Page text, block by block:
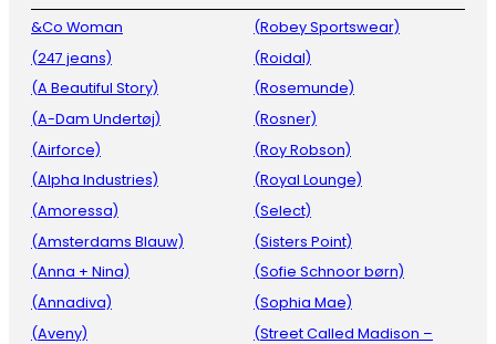
&Co Woman
(247 jeans)
(A Beautiful Story)
(A-Dam Undertøj)
(Airforce)
(Alpha Industries)
(Amoressa)
(Amsterdams Blauw)
(Anna + Nina)
(Annadiva)
(Aveny)
(Robey Sportswear)
(Roidal)
(Rosemunde)
(Rosner)
(Roy Robson)
(Royal Lounge)
(Select)
(Sisters Point)
(Sofie Schnoor børn)
(Sophia Mae)
(Street Called Madison –